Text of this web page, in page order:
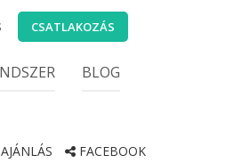
CSATLAKOZÁS
BLOG
AJÁNLÁS FACEBOOK